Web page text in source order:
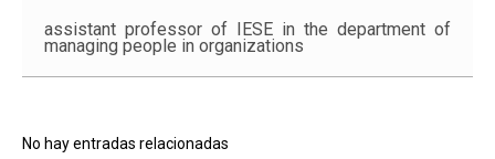
assistant professor of IESE in the department of
managing people in organizations
No hay entradas relacionadas